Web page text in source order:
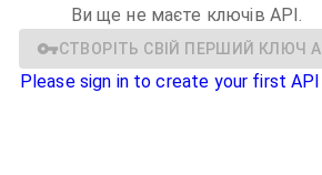
Ви ще не маєте ключів API.
СТВОРІТЬ СВІЙ ПЕРШИЙ КЛЮЧ
Please sign in to create your first